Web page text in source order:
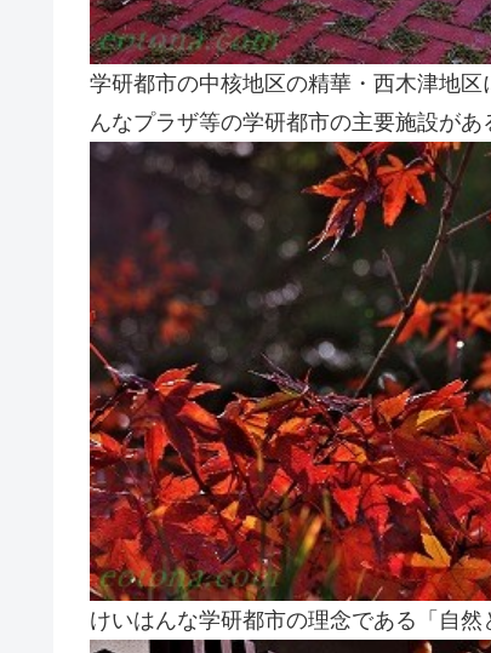
学研都市の中核地区の精華・西木津地
んなプラザ等の学研都市の主要施設があ
けいはんな学研都市の理念である「自然